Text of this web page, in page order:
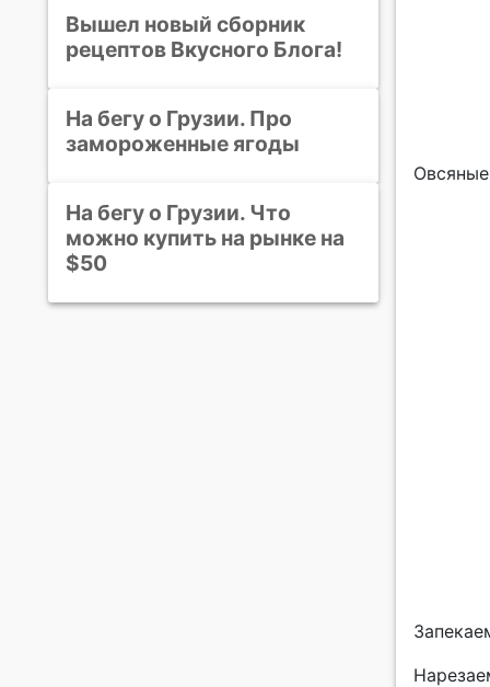
Вышел новый сборник
рецептов Вкусного Блога!
На бегу о Грузии. Про
замороженные ягоды
На бегу о Грузии. Что
можно купить на рынке на
$50